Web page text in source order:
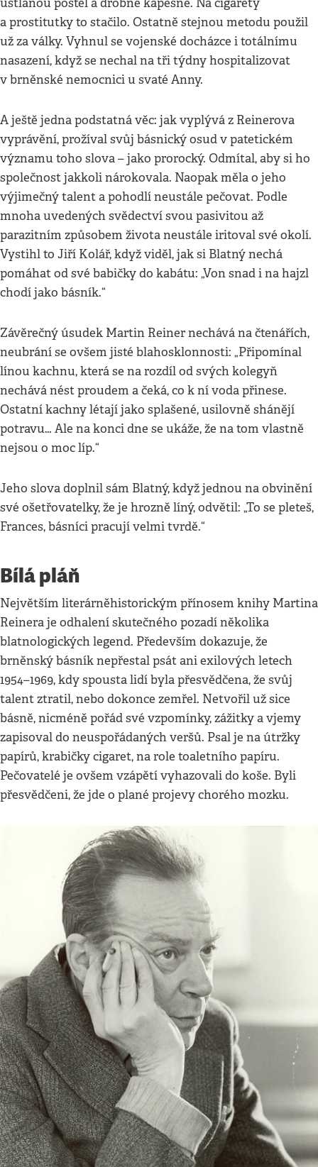
ustlanou postel a drobné kapesné. Na cigarety
a prostitutky to stačilo. Ostatně stejnou metodu použil
už za války. Vyhnul se vojenské docházce i totálnímu
nasazení, když se nechal na tři týdny hospitalizovat
v brněnské nemocnici u svaté Anny.
A ještě jedna podstatná věc: jak vyplývá z Reinerova
vyprávění, prožíval svůj básnický osud v patetickém
významu toho slova – jako prorocký. Odmítal, aby si ho
společnost jakkoli nárokovala. Naopak měla o jeho
výjimečný talent a pohodlí neustále pečovat. Podle
mnoha uvedených svědectví svou pasivitou až
parazitním způsobem života neustále iritoval své okolí.
Vystihl to Jiří Kolář, když viděl, jak si Blatný nechá
pomáhat od své babičky do kabátu: „Von snad i na hajzl
chodí jako básník.“
Závěrečný úsudek Martin Reiner nechává na čtenářích,
neubrání se ovšem jisté blahosklonnosti: „Připomínal
línou kachnu, která se na rozdíl od svých kolegyň
nechává nést proudem a čeká, co k ní voda přinese.
Ostatní kachny létají jako splašené, usilovně shánějí
potravu… Ale na konci dne se ukáže, že na tom vlastně
nejsou o moc líp.“
Jeho slova doplnil sám Blatný, když jednou na obvinění
své ošetřovatelky, že je hrozně líný, odvětil: „To se pleteš,
Frances, básníci pracují velmi tvrdě.“
Bílá pláň
Největším literárněhistorickým přínosem knihy Martina
Reinera je odhalení skutečného pozadí několika
blatnologických legend. Především dokazuje, že
brněnský básník nepřestal psát ani exilových letech
1954–1969, kdy spousta lidí byla přesvědčena, že svůj
talent ztratil, nebo dokonce zemřel. Netvořil už sice
básně, nicméně pořád své vzpomínky, zážitky a vjemy
zapisoval do neuspořádaných veršů. Psal je na útržky
papírů, krabičky cigaret, na role toaletního papíru.
Pečovatelé je ovšem vzápětí vyhazovali do koše. Byli
přesvědčeni, že jde o plané projevy chorého mozku.